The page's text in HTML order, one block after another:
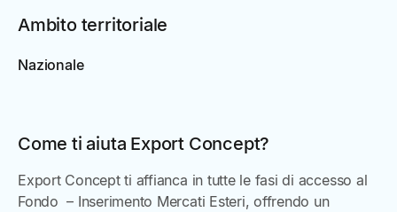
Ambito territoriale
Nazionale
Come ti aiuta Export Concept?
Export Concept ti affianca in tutte le fasi di accesso al
Fondo – Inserimento Mercati Esteri, offrendo un